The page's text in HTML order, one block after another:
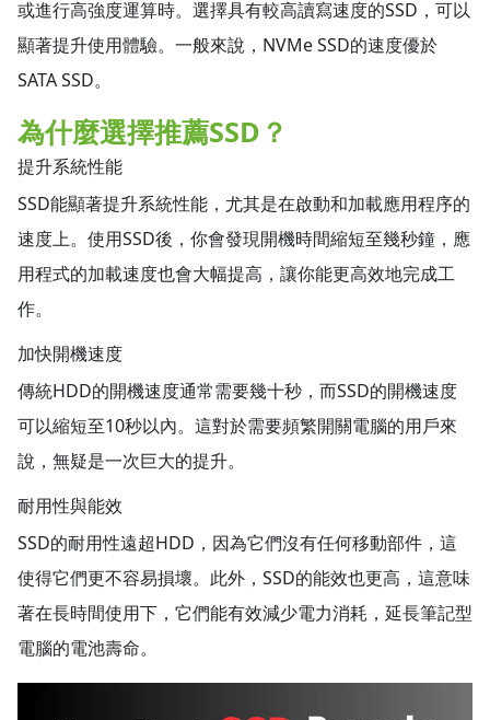
或進行高強度運算時。選擇具有較高讀寫速度的SSD，可以
顯著提升使用體驗。一般來說，NVMe SSD的速度優於
SATA SSD。
為什麼選擇推薦SSD？
提升系統性能
SSD能顯著提升系統性能，尤其是在啟動和加載應用程序的
速度上。使用SSD後，你會發現開機時間縮短至幾秒鐘，應
用程式的加載速度也會大幅提高，讓你能更高效地完成工
作。
加快開機速度
傳統HDD的開機速度通常需要幾十秒，而SSD的開機速度
可以縮短至10秒以內。這對於需要頻繁開關電腦的用戶來
說，無疑是一次巨大的提升。
耐用性與能效
SSD的耐用性遠超HDD，因為它們沒有任何移動部件，這
使得它們更不容易損壞。此外，SSD的能效也更高，這意味
著在長時間使用下，它們能有效減少電力消耗，延長筆記型
電腦的電池壽命。